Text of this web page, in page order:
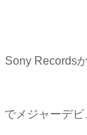
Records
メジャーデビ